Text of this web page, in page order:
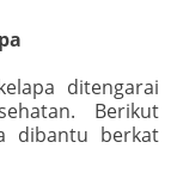
ditengarai
Berikut
dibantu berkat